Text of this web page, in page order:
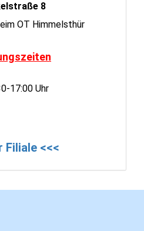
8
OT Himmelsthür
17:00 Uhr
Filiale <<<